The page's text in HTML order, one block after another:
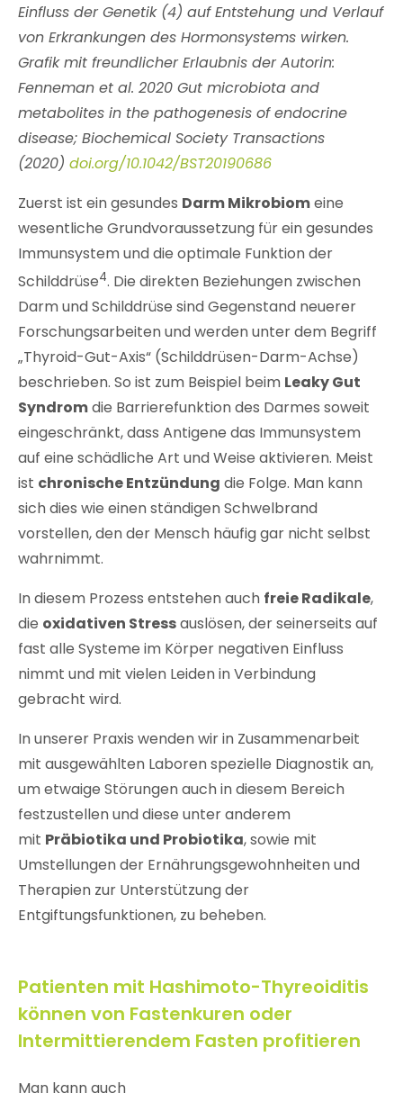
Einfluss der Genetik (4) auf Entstehung und Verlauf
von Erkrankungen des Hormonsystems wirken.
Grafik mit freundlicher Erlaubnis der Autorin:
Fenneman et al. 2020 Gut microbiota and
metabolites in the pathogenesis of endocrine
disease; Biochemical Society Transactions
(2020) doi.org/10.1042/BST20190686
Zuerst ist ein gesundes Darm Mikrobiomeine
wesentliche Grundvoraussetzung für ein gesundes
Immunsystem und die optimale Funktion der
Schilddrüse4. Die direkten Beziehungen zwischen
Darm und Schilddrüse sind Gegenstand neuerer
Forschungsarbeiten und werden unter dem Begriff
„Thyroid-Gut-Axis“ (Schilddrüsen-Darm-Achse)
beschrieben. So ist zum Beispiel beim Leaky Gut
Syndromdie Barrierefunktion des Darmes soweit
eingeschränkt, dass Antigene das Immunsystem
auf eine schädliche Art und Weise aktivieren. Meist
ist chronische Entzündung die Folge. Man kann
sich dies wie einen ständigen Schwelbrand
vorstellen, den der Mensch häufig gar nicht selbst
wahrnimmt.
In diesem Prozess entstehen auch freie Radikale,
die oxidativen Stressauslösen, der seinerseits auf
fast alle Systeme im Körper negativen Einfluss
nimmt und mit vielen Leiden in Verbindung
gebracht wird.
In unserer Praxis wenden wir in Zusammenarbeit
mit ausgewählten Laboren spezielle Diagnostik an,
um etwaige Störungen auch in diesem Bereich
festzustellen und diese unter anderem
mit Präbiotika und Probiotika, sowie mit
Umstellungen der Ernährungsgewohnheiten und
Therapien zur Unterstützung der
Entgiftungsfunktionen, zu beheben.
Patienten mit Hashimoto-Thyreoiditis
können von Fastenkuren oder
Intermittierendem Fasten profitieren
Man kann auch